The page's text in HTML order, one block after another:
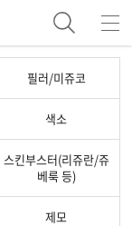
필러/미쥬코
색소
스킨부스터(리쥬란/쥬
베룩 등)
제모